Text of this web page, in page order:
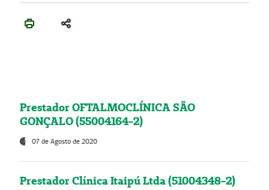
Prestador OFTALMOCLÍNICA SÃO
GONÇALO (55004164-2)
07 de Agosto de 2020
Prestador Clínica Itaipú Ltda (51004348-2)